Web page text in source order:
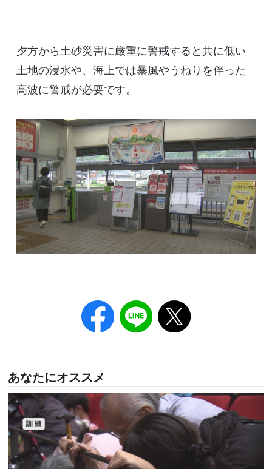
夕方から土砂災害に厳重に警戒すると共に低い
土地の浸水や、海上では暴風やうねりを伴った
高波に警戒が必要です。
あなたにオススメ